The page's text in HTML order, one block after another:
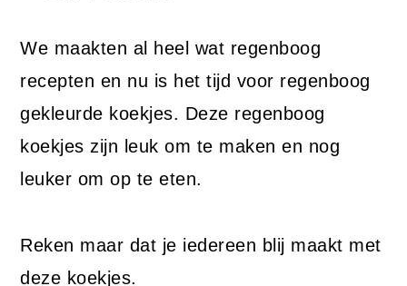
We maakten al heel wat regenboog
recepten en nu is het tijd voor regenboog
gekleurde koekjes. Deze regenboog
koekjes zijn leuk om te maken en nog
leuker om op te eten.
Reken maar dat je iedereen blij maakt met
deze koekjes.